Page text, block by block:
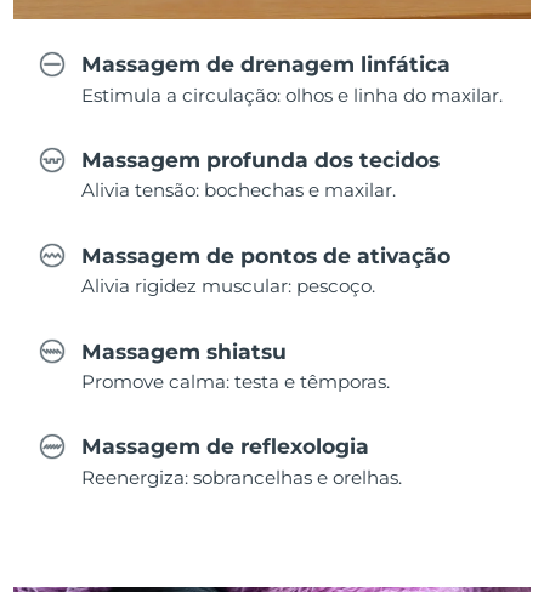
Massagem de drenagem linfática
Estimula a circulação: olhos e linha do maxilar.
Massagem profunda dos tecidos
Alivia tensão: bochechas e maxilar.
Massagem de pontos de ativação
Alivia rigidez muscular: pescoço.
Massagem shiatsu
Promove calma: testa e têmporas.
Massagem de reflexologia
Reenergiza: sobrancelhas e orelhas.